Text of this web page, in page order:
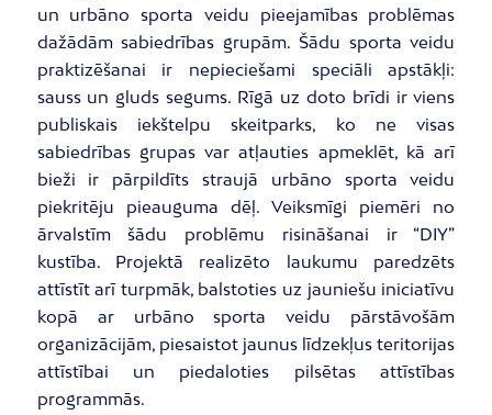
un urbāno sporta veidu pieejamības problēmas
dažādām sabiedrības grupām. Šādu sporta veidu
praktizēšanai ir nepieciešami speciāli apstākļi:
sauss un gluds segums. Rīgā uz doto brīdi ir viens
publiskais iekštelpu skeitparks, ko ne visas
sabiedrības grupas var atļauties apmeklēt, kā arī
bieži ir pārpildīts straujā urbāno sporta veidu
piekritēju pieauguma dēļ. Veiksmīgi piemēri no
ārvalstīm šādu problēmu risināšanai ir “DIY”
kustība. Projektā realizēto laukumu paredzēts
attīstīt arī turpmāk, balstoties uz jauniešu iniciatīvu
kopā ar urbāno sporta veidu pārstāvošām
organizācijām, piesaistot jaunus līdzekļus teritorijas
attīstībai un piedaloties pilsētas attīstības
programmās.